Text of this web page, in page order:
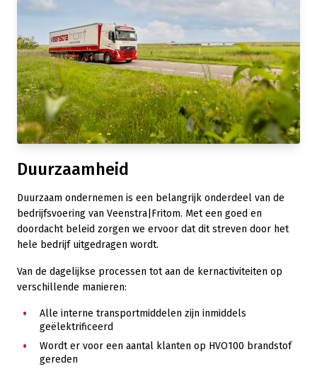
Duurzaamheid
Duurzaam ondernemen is een belangrijk onderdeel van de
bedrijfsvoering van Veenstra|Fritom. Met een goed en
doordacht beleid zorgen we ervoor dat dit streven door het
hele bedrijf uitgedragen wordt.
Van de dagelijkse processen tot aan de kernactiviteiten op
verschillende manieren:
Alle interne transportmiddelen zijn inmiddels
geëlektrificeerd
Wordt er voor een aantal klanten op HVO100 brandstof
gereden